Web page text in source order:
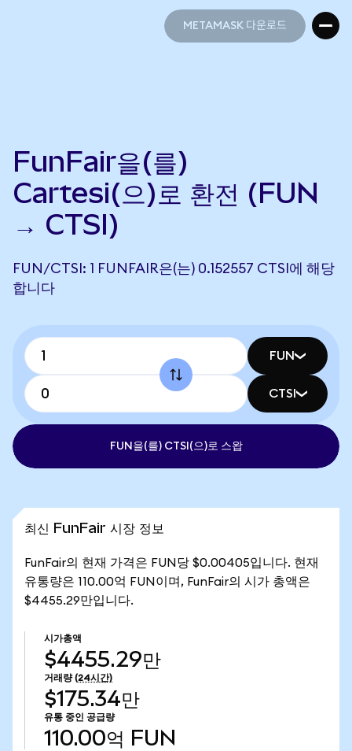
METAMASK 다운로드
FunFair을(를)
Cartesi(으)로 환전 (FUN
→ CTSI)
FUN/CTSI: 1 FUNFAIR은(는) 0.152557 CTSI에 해당
합니다
FUN
CTSI
FUN을(를) CTSI(으)로 스왑
최신 FunFair 시장 정보
FunFair의 현재 가격은 FUN당 $0.00405입니다. 현재
유통량은 110.00억 FUN이며, FunFair의 시가 총액은
$4455.29만입니다.
시가총액
$4455.29만
거래량 (24시간)
$175.34만
유통 중인 공급량
110.00억 FUN